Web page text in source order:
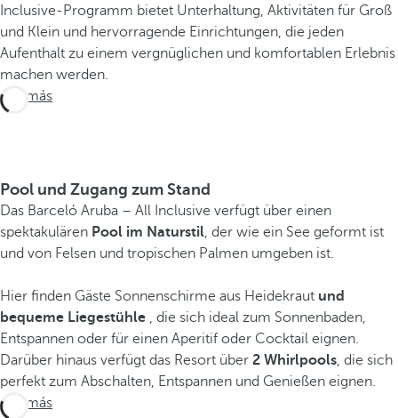
Inclusive-Programm bietet Unterhaltung, Aktivitäten für Groß
und Klein und hervorragende Einrichtungen, die jeden
Aufenthalt zu einem vergnüglichen und komfortablen Erlebnis
machen werden.
Ver más
Pool und Zugang zum Stand
Das Barceló Aruba – All Inclusive verfügt über einen
spektakulären Pool im Naturstil, der wie ein See geformt ist
und von Felsen und tropischen Palmen umgeben ist.
Hier finden Gäste Sonnenschirme aus Heidekraut und
bequeme Liegestühle , die sich ideal zum Sonnenbaden,
Entspannen oder für einen Aperitif oder Cocktail eignen.
Darüber hinaus verfügt das Resort über 2 Whirlpools, die sich
perfekt zum Abschalten, Entspannen und Genießen eignen.
Ver más